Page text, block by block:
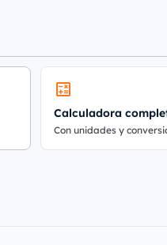
Calculadora
Con unidades y